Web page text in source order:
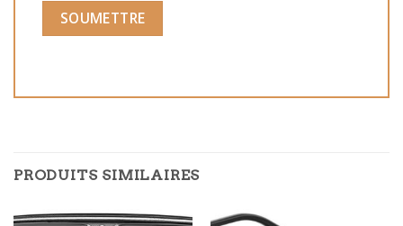
PRODUITS SIMILAIRES